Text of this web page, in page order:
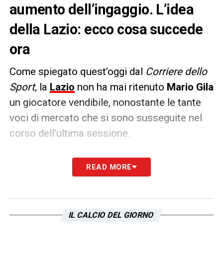
aumento dell’ingaggio. L’idea
della Lazio: ecco cosa succede
ora
Come spiegato quest’oggi dal Corriere dello
Sport,la Lazio non ha mai ritenuto Mario Gila
un giocatore vendibile, nonostante le tante
voci di mercato che si sono susseguite nel
corso dell’ultima sessione.
Il club lo ha trattenuto, unattestato di stima
per un giocatore che ora si aspetta anche
ritoccare in su lo stipendio, visto che l’ex
READ MORE
IL CALCIO DEL GIORNO